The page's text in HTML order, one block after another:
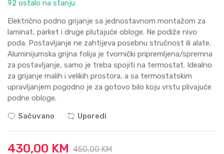
92 ostalo na stanju
Električno podno grijanje sa jednostavnom montažom za
laminat, parket i druge plutajuće obloge. Ne podiže nivo
poda. Postavljanje ne zahtijeva posebnu stručnost ili alate.
Aluminijumska grijna folija je tvornički pripremljena/spremna
za postavljanje, samo je treba spojiti na termostat. Idealno
za grijanje malih i velikih prostora, a sa termostatskim
upravljanjem pogodno je za gotovo bilo koju vrstu plivajuće
podne obloge.
Sačuvano
Uporedi
430,00 KM 450,00 KM